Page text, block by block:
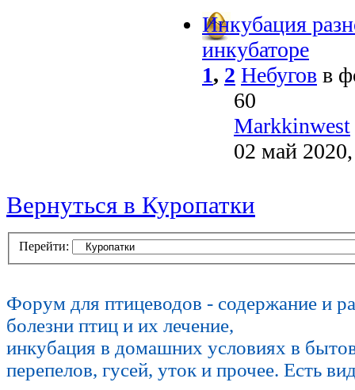
Инкубация
инкубаторе
1, 2 Небугов в
60
Markkinwest
02 май
Вернуться в Куропатки
Перейти:
Форум для птицеводов - содержание и
болезни птиц и их лечение,
инкубация в домашних условиях в
перепелов, гусей, уток и прочее. Есть